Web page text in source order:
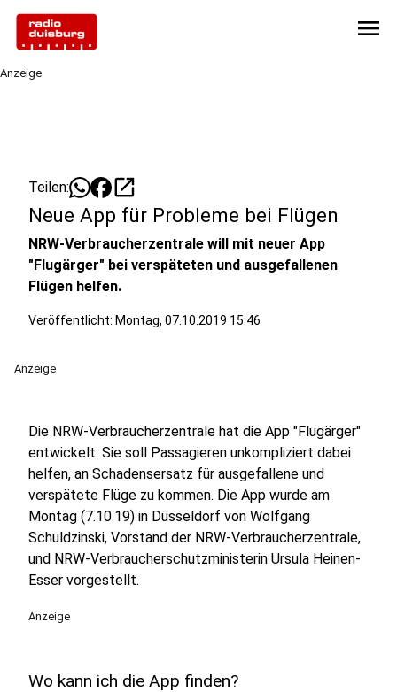
menu
Anzeige
Teilen: open_in_new
Neue App für Probleme bei Flügen
NRW-Verbraucherzentrale will mit neuer App
"Flugärger" bei verspäteten und ausgefallenen
Flügen helfen.
Veröffentlicht: Montag, 07.10.2019 15:46
Anzeige
Die NRW-Verbraucherzentrale hat die App "Flugärger"
entwickelt. Sie soll Passagieren unkompliziert dabei
helfen, an Schadensersatz für ausgefallene und
verspätete Flüge zu kommen. Die App wurde am
Montag (7.10.19) in Düsseldorf von Wolfgang
Schuldzinski, Vorstand der NRW-Verbraucherzentrale,
und NRW-Verbraucherschutzministerin Ursula Heinen-
Esser vorgestellt.
Anzeige
Wo kann ich die App finden?